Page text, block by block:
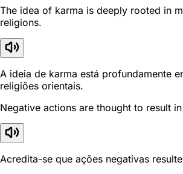
The idea of karma is deeply rooted in
religions.
A ideia de karma está profundamente
religiões orientais.
Negative actions are thought to result
Acredita-se que ações negativas